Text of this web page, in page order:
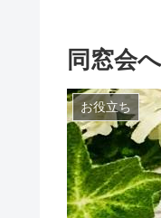
同窓会
お役立ち